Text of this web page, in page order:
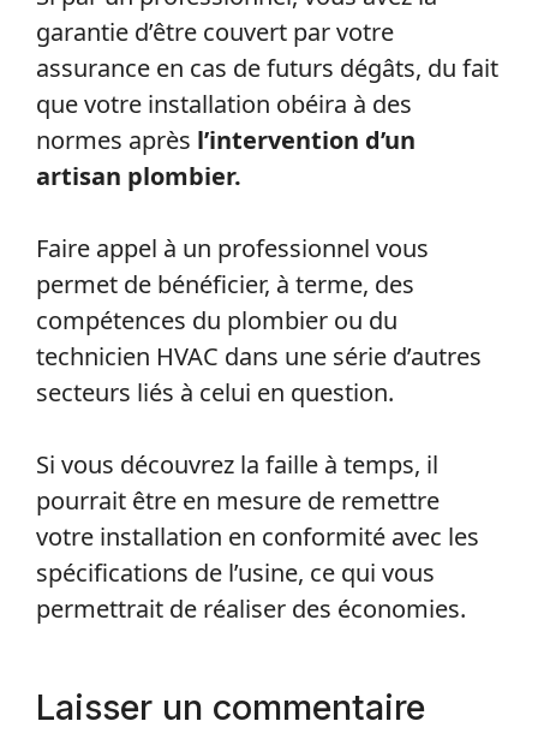
aggraver la situation au lieu de la
résoudre.
Si par un professionnel, vous avez la
garantie d’être couvert par votre
assurance en cas de futurs dégâts, du fait
que votre installation obéira à des
normes après
l’intervention d’un
artisan plombier.
Faire appel à un professionnel vous
permet de bénéficier, à terme, des
compétences du plombier ou du
technicien HVAC dans une série d’autres
secteurs liés à celui en question.
Si vous découvrez la faille à temps, il
pourrait être en mesure de remettre
spécifications de l’usine, ce qui vous